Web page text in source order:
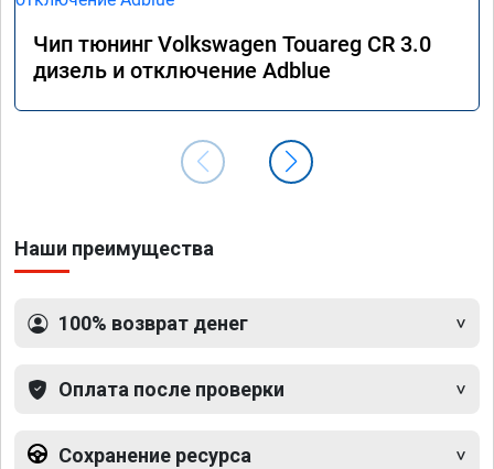
Чип тюнинг Volkswagen Touareg CR 3.0
дизель и отключение Adblue
Наши преимущества
100% возврат денег
Оплата после проверки
Сохранение ресурса